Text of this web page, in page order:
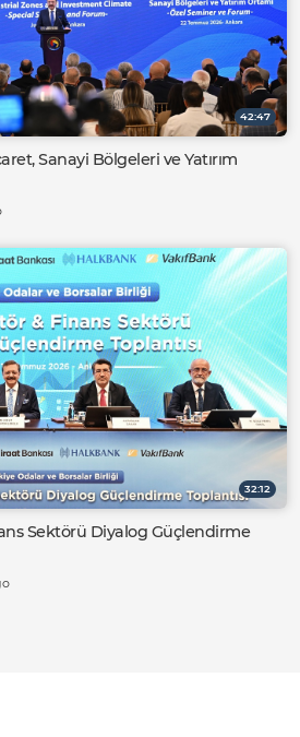
42:47
Sanayi Bölgeleri ve Yatırım
32:12
Sektörü Diyalog Güçlendirme